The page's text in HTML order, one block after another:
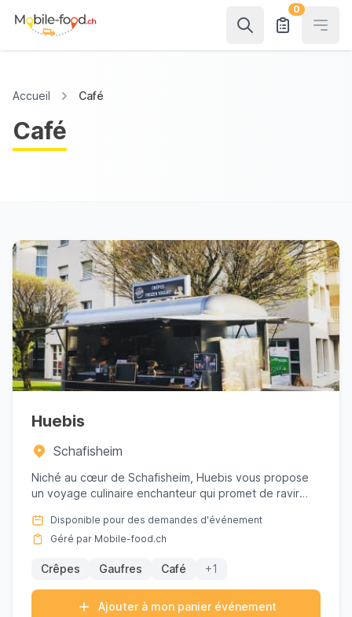
0
Accueil Café
Café
Huebis
Schafisheim
Niché au cœur de Schafisheim, Huebis vous propose
un voyage culinaire enchanteur qui promet de ravir
Disponible pour des demandes d'événement
Géré par Mobile-food.ch
Crêpes Gaufres Café +1
Ajouter à mon panier événement